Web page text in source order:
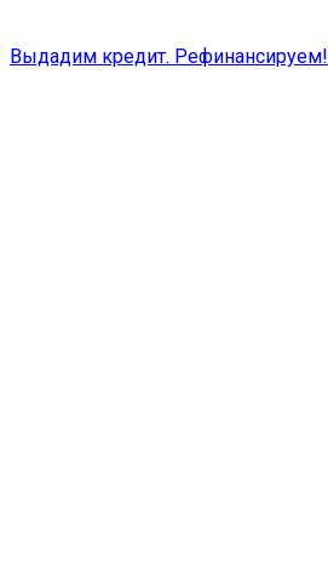
Выдадим кредит. Рефинансируем!